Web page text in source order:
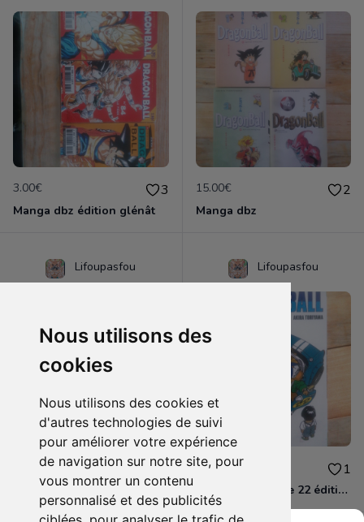
Nous utilisons des
cookies
Nous utilisons des cookies et
d'autres technologies de suivi
pour améliorer votre expérience
de navigation sur notre site, pour
vous montrer un contenu
personnalisé et des publicités
3.00€ 3
Manga dbz édition glénât
15.00€ 2
Manga dbz
Lifoupasfou
4.00€ 2
Dragon ball z jump comics selection
Lifoupasfou
4.00€ 1
Dragon ball tome 22 édition glénât